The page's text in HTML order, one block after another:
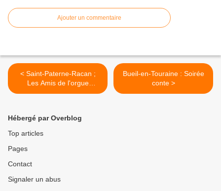
Ajouter un commentaire
< Saint-Paterne-Racan ;
Les Amis de l'orgue
communiquent
Bueil-en-Touraine : Soirée
conte >
Hébergé par Overblog
Top articles
Pages
Contact
Signaler un abus